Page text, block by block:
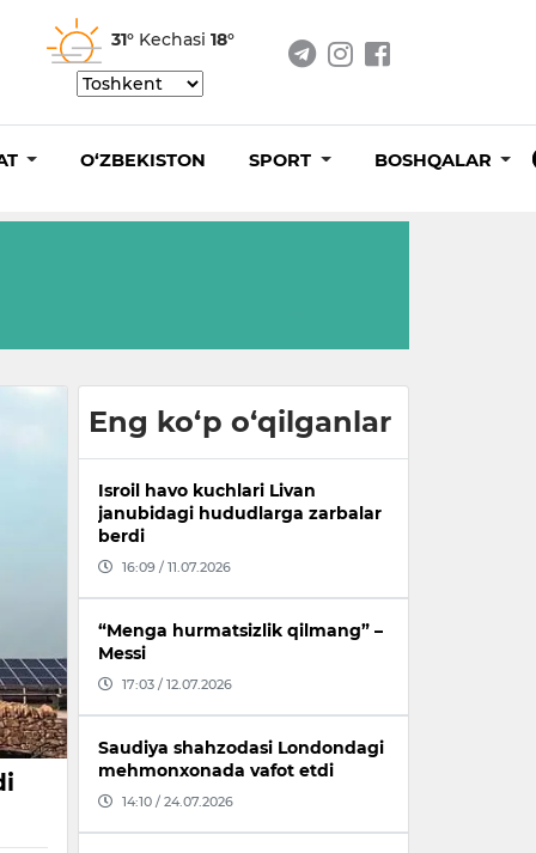
31° Kechasi 18°
O‘ZBEKISTON SPORT BOSHQALAR
Eng ko‘p o‘qilganlar
Isroil havo kuchlari Livan
janubidagi hududlarga zarbalar
berdi
16:09 / 11.07.2026
“Menga hurmatsizlik qilmang” –
Messi
17:03 / 12.07.2026
Saudiya shahzodasi Londondagi
mehmonxonada vafot etdi
14:10 / 24.07.2026